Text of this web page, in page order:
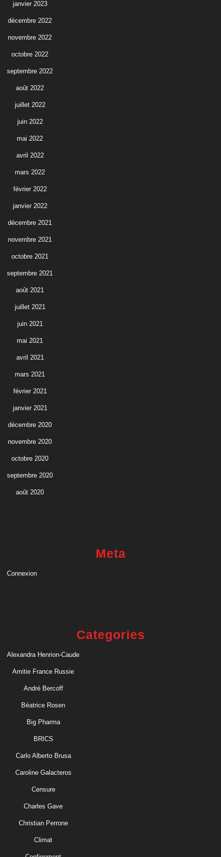
janvier 2023
décembre 2022
novembre 2022
octobre 2022
septembre 2022
août 2022
juillet 2022
juin 2022
mai 2022
avril 2022
mars 2022
février 2022
janvier 2022
décembre 2021
novembre 2021
octobre 2021
septembre 2021
août 2021
juillet 2021
juin 2021
mai 2021
avril 2021
mars 2021
février 2021
janvier 2021
décembre 2020
novembre 2020
octobre 2020
septembre 2020
août 2020
Meta
Connexion
Categories
Alexandra Henrion-Caude
Amitie France Russie
André Bercoff
Béatrice Rosen
Big Pharma
BRICS
Carlo Alberto Brusa
Caroline Galacteros
Censure
Charles Gave
Christian Perrone
Climat